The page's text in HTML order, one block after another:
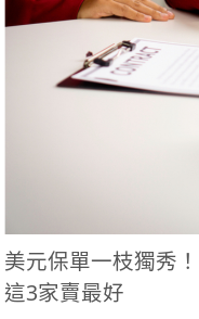
美元保單一枝獨秀
這3家賣最好